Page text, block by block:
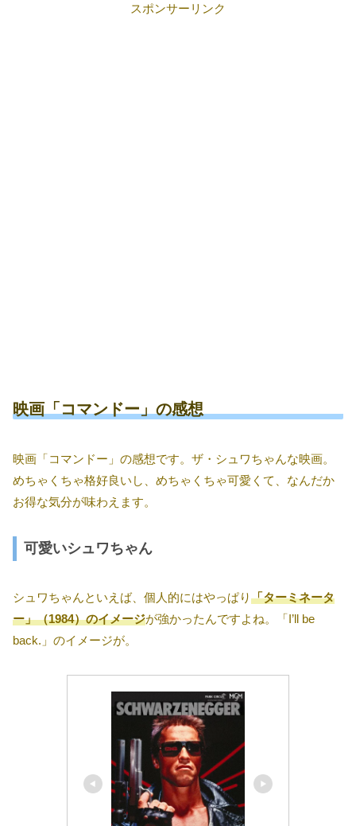
スポンサーリンク
映画「コマンドー」の感想
映画「コマンドー」の感想です。ザ・シュワちゃんな映画。
めちゃくちゃ格好良いし、めちゃくちゃ可愛くて、なんだか
お得な気分が味わえます。
可愛いシュワちゃん
シュワちゃんといえば、個人的にはやっぱり「ターミネータ
ー」（1984）のイメージが強かったんですよね。「I’ll be
back.」のイメージが。